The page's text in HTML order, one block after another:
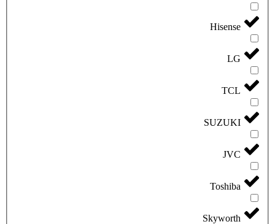
Hisense
LG
TCL
SUZUKI
JVC
Toshiba
Skyworth